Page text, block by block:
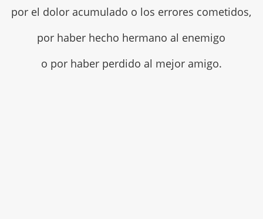
por el dolor acumulado o los errores cometidos,
por haber hecho hermano al enemigo
o por haber perdido al mejor amigo.